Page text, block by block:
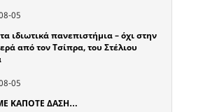
05
ιδιωτικά πανεπιστήμια – όχι στην
από τον Τσίπρα, του Στέλιου
05
ΚΑΠΟΤΕ ΔΑΣΗ…